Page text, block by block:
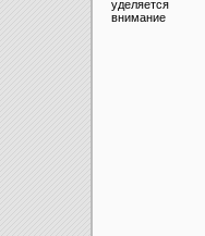
уделяется
внимание